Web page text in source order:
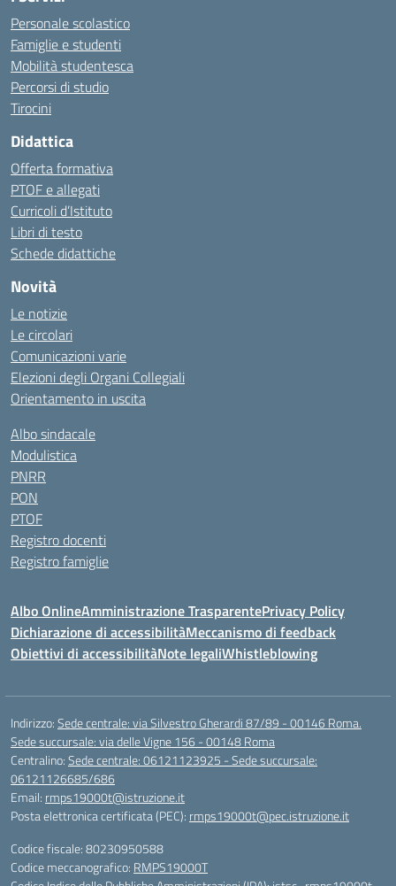
Personale scolastico
Famiglie e studenti
Mobilità studentesca
Percorsi di studio
Tirocini
Didattica
Offerta formativa
PTOF e allegati
Curricoli d’Istituto
Libri di testo
Schede didattiche
Novità
Le notizie
Le circolari
Comunicazioni varie
Elezioni degli Organi Collegiali
Orientamento in uscita
Albo sindacale
Modulistica
PNRR
PON
PTOF
Registro docenti
Registro famiglie
Albo OnlineAmministrazione TrasparentePrivacy Policy
Dichiarazione di accessibilitàMeccanismo di feedback
Obiettivi di accessibilitàNote legaliWhistleblowing
Indirizzo:Sede centrale: via Silvestro Gherardi 87/89 - 00146 Roma.
Sede succursale: via delle Vigne 156 - 00148 Roma
Centralino:Sede centrale: 06121123925 - Sede succursale:
06121126685/686
Email: rmps19000t@istruzione.it
Posta elettronica certificata (PEC): rmps19000t@pec.istruzione.it
Codice fiscale: 80230950588
Codice meccanografico: RMPS19000T